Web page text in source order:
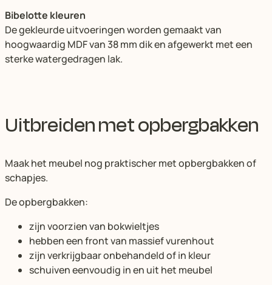
Bibelotte kleuren
De gekleurde uitvoeringen worden gemaakt van
hoogwaardig MDF van 38 mm dik en afgewerkt met een
sterke watergedragen lak.
Uitbreiden met opbergbakken
Maak het meubel nog praktischer met opbergbakken of
schapjes.
De opbergbakken:
zijn voorzien van bokwieltjes
hebben een front van massief vurenhout
zijn verkrijgbaar onbehandeld of in kleur
schuiven eenvoudig in en uit het meubel